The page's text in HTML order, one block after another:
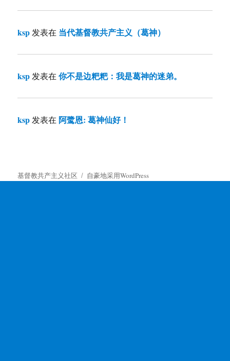
ksp 发表在 当代基督教共产主义（葛神）
ksp 发表在你不是边粑粑：我是葛神的迷弟。
ksp 发表在 阿鹭恩: 葛神仙好！
基督教共产主义社区 自豪地采用WordPress